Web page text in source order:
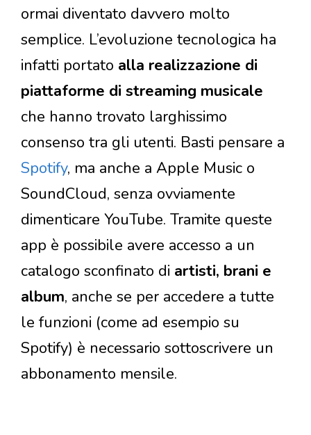
ormai diventato davvero molto
semplice. L’evoluzione tecnologica ha
infatti portato alla realizzazione di
piattaforme di streaming musicale
che hanno trovato larghissimo
consenso tra gli utenti. Basti pensare a
Spotify, ma anche a Apple Music o
SoundCloud, senza ovviamente
dimenticare YouTube. Tramite queste
app è possibile avere accesso a un
catalogo sconfinato di artisti, brani e
album, anche se per accedere a tutte
le funzioni (come ad esempio su
Spotify) è necessario sottoscrivere un
abbonamento mensile.